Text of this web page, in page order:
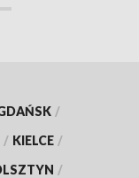
/
/ KIELCE /
/